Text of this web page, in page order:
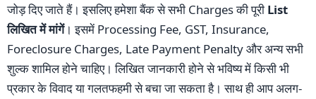
जोड़ दिए जाते हैं। इसलिए हमेशा बैंक से सभी Charges की पूरी List
लिखित में मांगें। इसमें Processing Fee, GST, Insurance,
Foreclosure Charges, Late Payment Penalty और अन्य सभी
शुल्क शामिल होने चाहिए। लिखित जानकारी होने से भविष्य में किसी भी
प्रकार के विवाद या गलतफहमी से बचा जा सकता है। साथ ही आप अलग-